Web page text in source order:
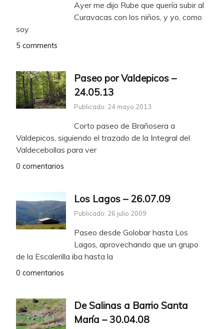
Ayer me dijo Rube que quería subir al
Curavacas con los niños, y yo, como
soy
5 comments
Paseo por Valdepicos –
24.05.13
Publicado: 24 mayo 2013
Corto paseo de Brañosera a
Valdepicos, siguiendo el trazado de la Integral del
Valdecebollas para ver
0 comentarios
Los Lagos – 26.07.09
Publicado: 26 julio 2009
Paseo desde Golobar hasta Los
Lagos, aprovechando que un grupo
de la Escalerilla iba hasta la
0 comentarios
De Salinas a Barrio Santa
María – 30.04.08